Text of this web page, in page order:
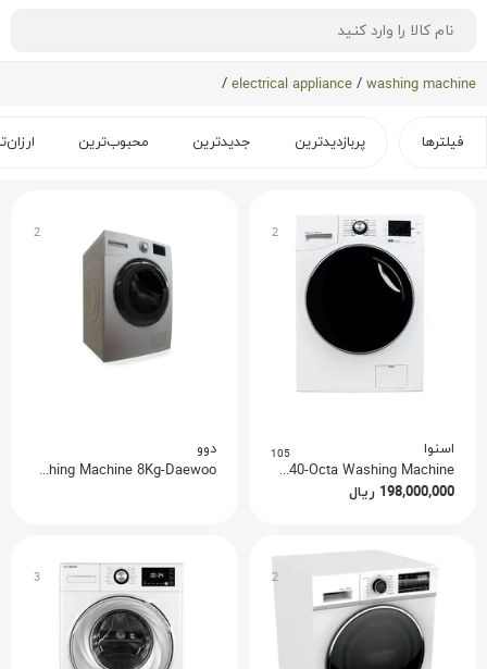
electrical appliance / washing machine
/
فیلترها پربازدیدترین جدیدترین محبوب‌ترین
2
اسنوا 105
SWM-84W40-Octa Washing Machine
198,000,000 ریال
2
دوو
Pali Washing Machine 8Kg-Daewoo
2
3